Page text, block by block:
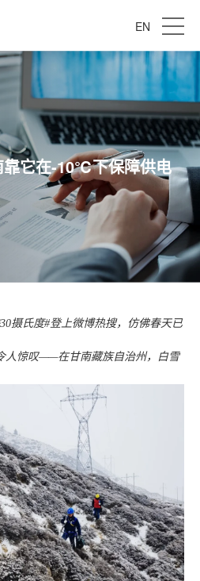
EN
靠它在-10℃下保障供电
摄氏度#登上微博热搜，仿佛春天已
人惊叹——在甘南藏族自治州，白雪